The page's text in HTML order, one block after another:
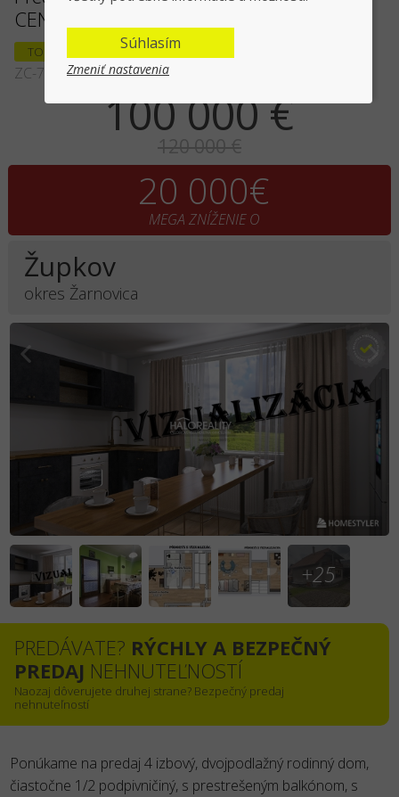
CENA - EXKLUZÍVNE HALO REALITY
TOP PONUKA
ZC-72529
100 000 €
120 000 €
20 000€
MEGA ZNÍŽENIE O
Župkov
okres Žarnovica
+25
PREDÁVATE? RÝCHLY A BEZPEČNÝ
PREDAJ NEHNUTEĽNOSTÍ
Naozaj dôverujete druhej strane? Bezpečný predaj
nehnuteľností
Ponúkame na predaj 4 izbový, dvojpodlažný rodinný dom,
čiastočne 1/2 podpivničiný, s prestrešeným balkónom, s
Súhlasím
Zmeniť nastavenia